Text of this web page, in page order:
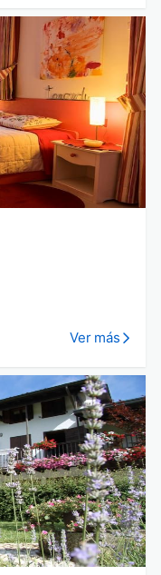
Ver más